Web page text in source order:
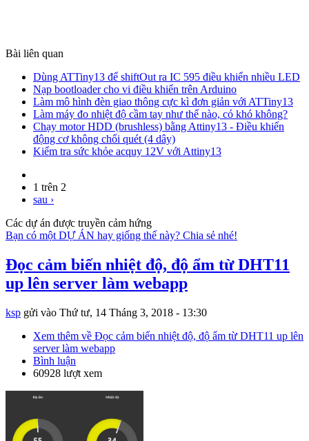
Bài liên quan
Dùng ATTiny13 để shiftOut ra IC 595 điều khiển nhiều LED
Nạp bootloader cho vi điều khiển trên Arduino
Làm mô hình đèn giao thông cực kì đơn giản với ATTiny13
Làm máy đo nhiệt độ cầm tay như thế nào, có khó không?
Chạy motor HDD (brushless) bằng Attiny13 - Điều khiển
động cơ không chổi quét (4 dây)
Kiểm tra sức khỏe acquy 12V với Attiny13
1 trên 2
sau ›
Các dự án được truyền cảm hứng
Bạn có một DỰ ÁN hay giống thế này? Chia sẻ nhé!
Đọc cảm biến nhiệt độ, độ ẩm từ DHT11
up lên server làm webapp
ksp gửi vào Thứ tư, 14 Tháng 3, 2018 - 13:30
Xem thêm về Đọc cảm biến nhiệt độ, độ ẩm từ DHT11 up lên
server làm webapp
Bình luận
60928 lượt xem